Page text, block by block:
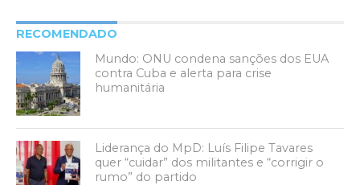
RECOMENDADO
Mundo: ONU condena sanções dos EUA
contra Cuba e alerta para crise
humanitária
Liderança do MpD: Luís Filipe Tavares
quer “cuidar” dos militantes e “corrigir o
rumo” do partido